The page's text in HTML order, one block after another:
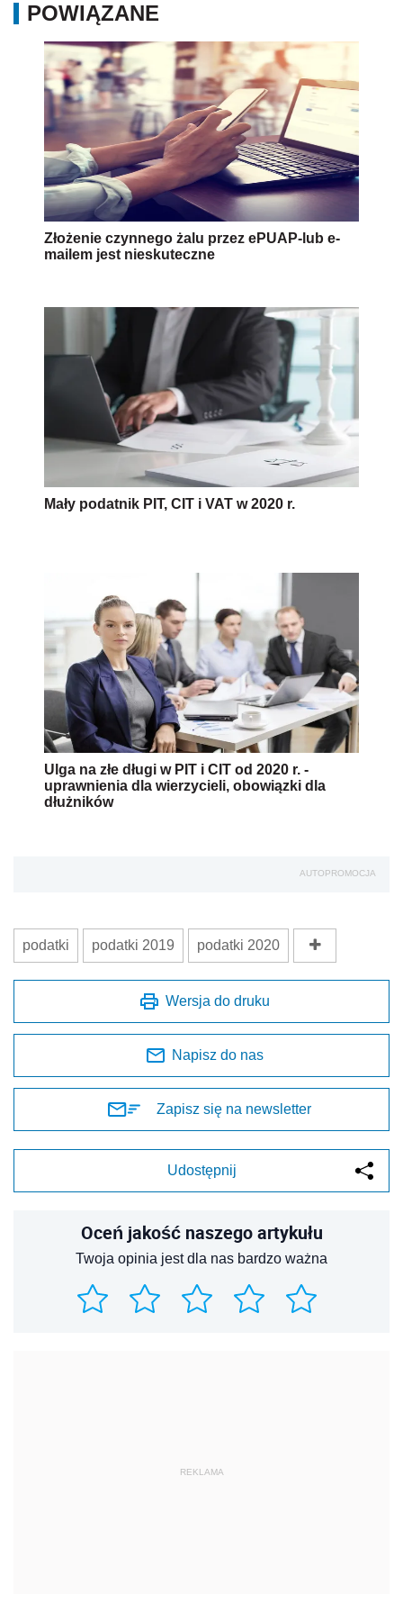
POWIĄZANE
Złożenie czynnego żalu przez ePUAP-lub e-
mailem jest nieskuteczne
Mały podatnik PIT, CIT i VAT w 2020 r.
Ulga na złe długi w PIT i CIT od 2020 r. -
uprawnienia dla wierzycieli, obowiązki dla
dłużników
AUTOPROMOCJA
podatki podatki 2019 podatki 2020
Wersja do druku
Napisz do nas
Zapisz się na newsletter
Udostępnij
Oceń jakość naszego artykułu
Twoja opinia jest dla nas bardzo ważna
REKLAMA